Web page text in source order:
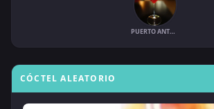
PUERTO ANTONIO
CÓCTEL ALEATORIO